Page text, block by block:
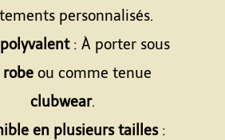
personnalisés.
: À porter sous
robeou comme tenue
clubwear.
en plusieurs tailles: